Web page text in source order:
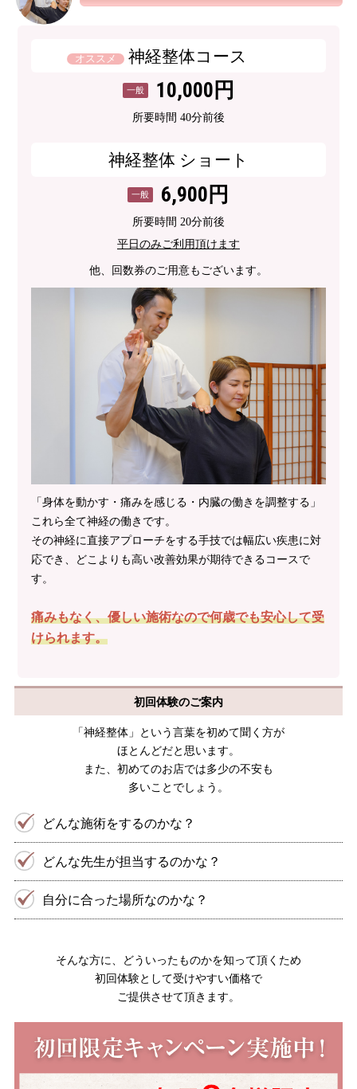
オススメ 神経整体コース
一般 10,000円
所要時間 40分前後
神経整体 ショート
一般 6,900円
所要時間 20分前後
平日のみご利用頂けます
他、回数券のご用意もございます。
「身体を動かす・痛みを感じる・内臓の働きを調整する」
これら全て神経の働きです。
その神経に直接アプローチをする手技では幅広い疾患に対
応でき、どこよりも高い改善効果が期待できるコースで
す。
痛みもなく、優しい施術なので何歳でも安心して受
けられます。
初回体験のご案内
「神経整体」という言葉を初めて聞く方が
ほとんどだと思います。
また、初めてのお店では多少の不安も
多いことでしょう。
どんな施術をするのかな？
どんな先生が担当するのかな？
自分に合った場所なのかな？
そんな方に、どういったものかを知って頂くため
初回体験として受けやすい価格で
ご提供させて頂きます。